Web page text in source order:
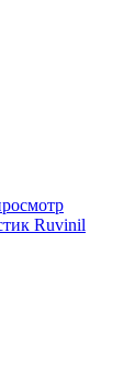
Ruvinil